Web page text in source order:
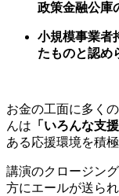
政策金融公庫
小規模事業者
たものと認め
お金の工面に多く
んは 「いろんな支
ある応援環境を積
講演のクロージン
方にエールが送られ